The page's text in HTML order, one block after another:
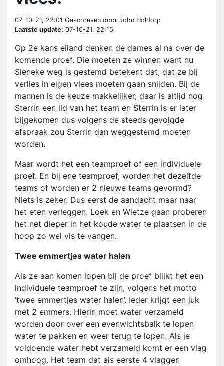
07-10-21, 22:01 Geschreven door John Holdorp
Laatste update: 07-10-21, 22:15
Op 2e kans eiland denken de dames al na over de
komende proef. Die moeten ze winnen want nu
Sieneke weg is gestemd betekent dat, dat ze bij
verlies in eigen vlees moeten gaan snijden. Bij de
mannen is de keuze makkelijker, daar is altijd nog
Sterrin een lid van het team en Sterrin is er later
bijgekomen dus volgens de steeds gevolgde
afspraak zou Sterrin dan weggestemd moeten
worden.
Maar wordt het een teamproef of een individuele
proef. En bij ene teamproef, worden het dezelfde
teams of worden er 2 nieuwe teams gevormd?
Niets is zeker. Dus eerst de aandacht maar naar
het eten verleggen. Loek en Wietze gaan proberen
het net dieper in het koude water te plaatsen in de
hoop zo wel vis te vangen.
Twee emmertjes water halen
Als ze aan komen lopen bij de proef blijkt het een
individuele teamproef te zijn, volgens het motto
‘twee emmertjes water halen’. Ieder krijgt een juk
met 2 emmers. Hierin moet water verzameld
worden door over een evenwichtsbalk te lopen
water te pakken en weer terug te lopen. Als je
voldoende water hebt verzameld komt er een vlag
omhoog. Het team dat als eerste 4 vlaggen